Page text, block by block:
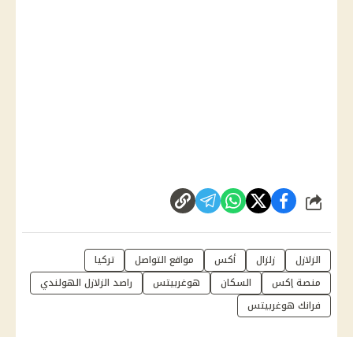
شارك
الزلازل زلزال أكس مواقع التواصل
تركيا
منصة إكس
السكان هوغربيتس
راصد الزلازل الهولندي
فرانك هوغربيتس